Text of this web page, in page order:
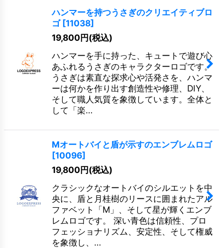
絞り込む
ハンマーを持つうさぎのクリエイティブロ
ゴ [11038]
19,800円(税込)
ハンマーを手に持った、キュートで遊び心
あふれるうさぎのキャラクターロゴです。
うさぎは素直な探求心や活発さを、ハンマ
ーは何かを作り出す創造性や修理、DIY、
そして職人気質を象徴しています。全体と
して「楽…
Mオートバイと盾が示すのエンブレムロゴ
[10096]
19,800円(税込)
クラシックなオートバイのシルエットを中
央に、盾と月桂樹のリースに囲まれたアル
ファベット「M」、そして星が輝くエンブ
レムロゴです。 深い青色は信頼性、プロ
フェッショナリズム、安定性、そして権威
を象徴し、…